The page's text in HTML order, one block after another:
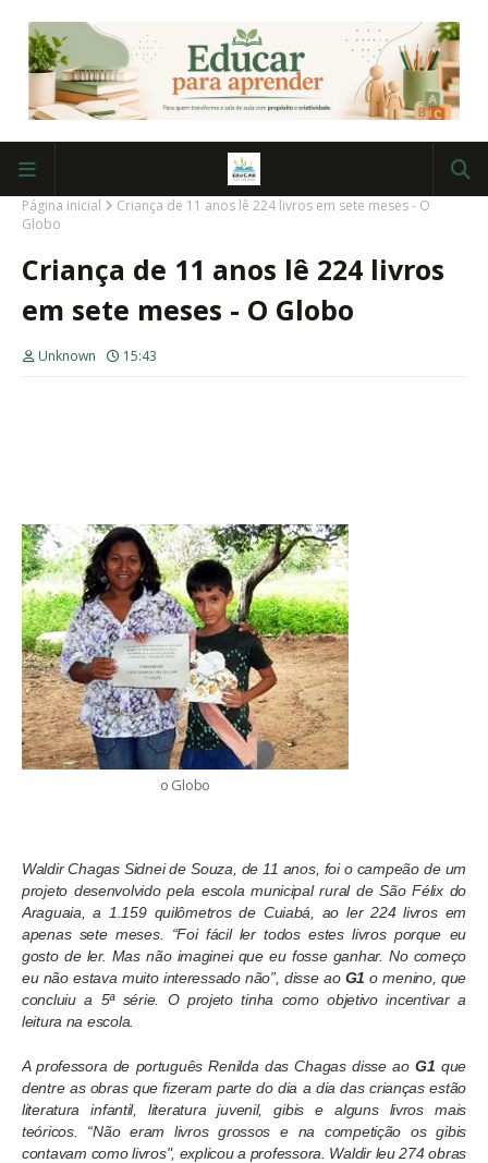
Página inicial
Criança de 11 anos lê 224 livros em sete meses - O
Globo
Criança de 11 anos lê 224 livros
em sete meses - O Globo
Unknown 15:43
o Globo
Waldir Chagas Sidnei de Souza, de 11 anos, foi o campeão de um
projeto desenvolvido pela escola municipal rural de São Félix do
Araguaia, a 1.159 quilômetros de Cuiabá, ao ler 224 livros em
apenas sete meses. “Foi fácil ler todos estes livros porque eu
gosto de ler. Mas não imaginei que eu fosse ganhar. No começo
eu não estava muito interessado não”, disse ao G1o menino, que
concluiu a 5ª série. O projeto tinha como objetivo incentivar a
leitura na escola.
A professora de português Renilda das Chagas disse ao G1 que
dentre as obras que fizeram parte do dia a dia das crianças estão
literatura infantil, literatura juvenil, gibis e alguns livros mais
teóricos. “Não eram livros grossos e na competição os gibis
contavam como livros", explicou a professora. Waldir leu 274 obras